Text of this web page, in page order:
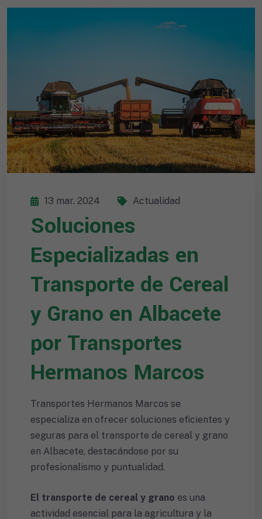
13 mar. 2024 Actualidad
Soluciones
Especializadas en
Transporte de Cereal
y Grano en Albacete
por Transportes
Hermanos Marcos
Transportes Hermanos Marcos se
especializa en ofrecer soluciones eficientes y
seguras para el transporte de cereal y grano
en Albacete, destacándose por su
profesionalismo y puntualidad.
El transporte de cereal y grano es una
actividad esencial para la agricultura y la